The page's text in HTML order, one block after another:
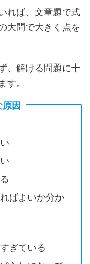
れば、文章題で式
大問で大きく点を
、解ける問題に十
す。
因
ばよいか分か
ぎている